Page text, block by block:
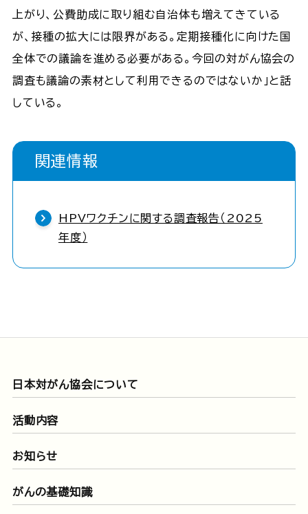
上がり、公費助成に取り組む自治体も増えてきている
が、接種の拡大には限界がある。定期接種化に向けた国
全体での議論を進める必要がある。今回の対がん協会の
調査も議論の素材として利用できるのではないか」と話
している。
関連情報
HPVワクチンに関する調査報告（2025
年度）
日本対がん協会について
活動内容
お知らせ
がんの基礎知識